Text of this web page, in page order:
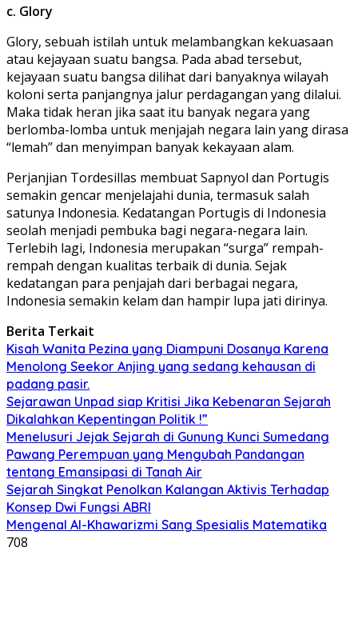
c. Glory
Glory, sebuah istilah untuk melambangkan kekuasaan
atau kejayaan suatu bangsa. Pada abad tersebut,
kejayaan suatu bangsa dilihat dari banyaknya wilayah
koloni serta panjangnya jalur perdagangan yang dilalui.
Maka tidak heran jika saat itu banyak negara yang
berlomba-lomba untuk menjajah negara lain yang dirasa
“lemah” dan menyimpan banyak kekayaan alam.
Perjanjian Tordesillas membuat Sapnyol dan Portugis
semakin gencar menjelajahi dunia, termasuk salah
satunya Indonesia. Kedatangan Portugis di Indonesia
seolah menjadi pembuka bagi negara-negara lain.
Terlebih lagi, Indonesia merupakan “surga” rempah-
rempah dengan kualitas terbaik di dunia. Sejak
kedatangan para penjajah dari berbagai negara,
Indonesia semakin kelam dan hampir lupa jati dirinya.
Berita Terkait
Kisah Wanita Pezina yang Diampuni Dosanya Karena
Menolong Seekor Anjing yang sedang kehausan di
padang pasir.
Sejarawan Unpad siap Kritisi Jika Kebenaran Sejarah
Dikalahkan Kepentingan Politik !”
Menelusuri Jejak Sejarah di Gunung Kunci Sumedang
Pawang Perempuan yang Mengubah Pandangan
tentang Emansipasi di Tanah Air
Sejarah Singkat Penolkan Kalangan Aktivis Terhadap
Konsep Dwi Fungsi ABRI
Mengenal Al-Khawarizmi Sang Spesialis Matematika
708